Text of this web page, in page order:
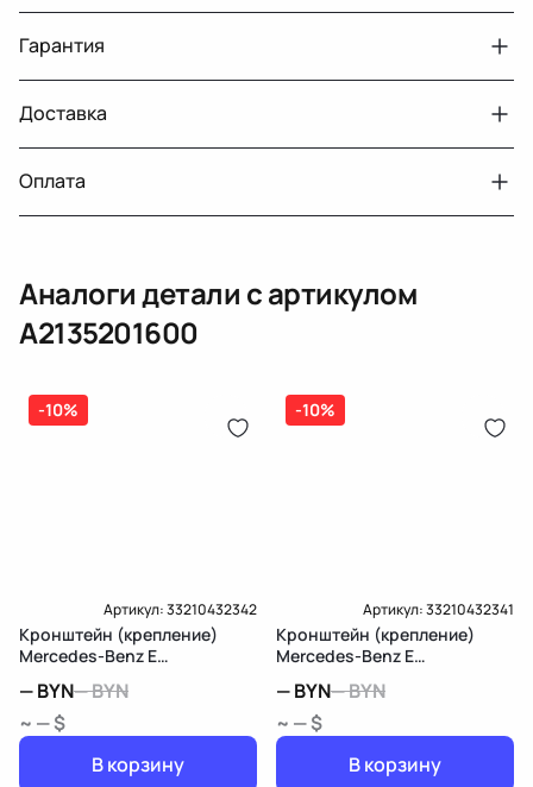
Авто
MercedesBenz E W213
Год
2016 2021
Тег
Мерседес Бенс Е
Гарантия
Двигатели с навесным или без навесного
оборудования
30 дней
Датчик давления топлива, насос
топлива, ТНВД (бензин, дизель), форсунка
бензиновая (дизельная) механическая
(электрическая), инжектор
дозатор-распределитель топлива
14 дней
Доставка
Оплата
Оплата онлайн
Карта рассрочки онлайн
Аналоги детали с артикулом
A2135201600
-10%
Артикул:33210432342
Кронштейн (крепление)
Mercedes-Benz E
—BYN—BYN
~ — $
В корзину
-10%
Артикул:33210432341
Кронштейн (крепление)
Mercedes-Benz E
—BYN—BYN
~ — $
В корзину